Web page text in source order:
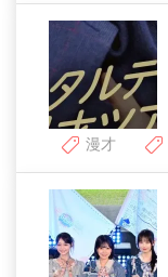
漫才